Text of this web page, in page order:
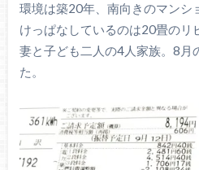
環境は築20年、南向きのマンシ
けっぱなしているのは20畳のリ
妻と子ども二人の4人家族。8月
た。